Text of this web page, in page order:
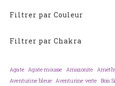
Filtrer par Couleur
Filtrer par Chakra
Agate Agate mousse Amazonite
Aventurine bleue
Aventurine verte Bois